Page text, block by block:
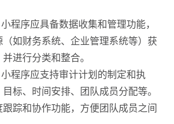
程序应具备数据收集和管理功能，
如财务系统、企业管理系统等）获
进行分类和整合。
程序应支持审计计划的制定和执
标、时间安排、团队成员分配等。
踪和协作功能，方便团队成员之间